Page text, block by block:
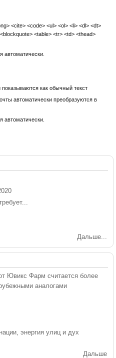
<cite> <code> <ul> <ol> <li> <dl> <dt>
<table> <tr> <td> <thead>
автоматически.
как обычный текст
автоматически преобразуются в
автоматически.
Дальше...
Ювикс Фарм считается более
аналогами
энергия улиц и дух
Дальше